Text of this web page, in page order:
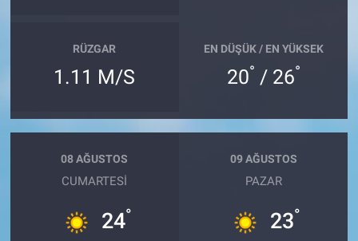
RÜZGAR
1.11 M/S
EN DÜŞÜK / EN YÜKSEK
20° / 26°
08 AĞUSTOS
CUMARTESI
24°
09 AĞUSTOS
PAZAR
23°